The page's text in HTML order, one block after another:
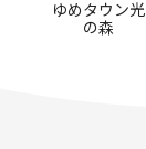
ゆめタウン光
の森